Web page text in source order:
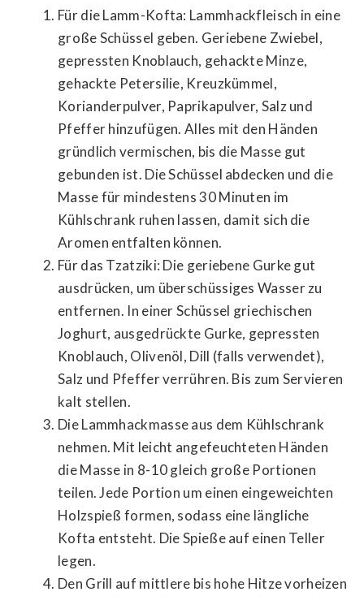
Für die Lamm-Kofta: Lammhackfleisch in eine
große Schüssel geben. Geriebene Zwiebel,
gepressten Knoblauch, gehackte Minze,
gehackte Petersilie, Kreuzkümmel,
Korianderpulver, Paprikapulver, Salz und
Pfeffer hinzufügen. Alles mit den Händen
gründlich vermischen, bis die Masse gut
gebunden ist. Die Schüssel abdecken und die
Masse für mindestens 30 Minuten im
Kühlschrank ruhen lassen, damit sich die
Aromen entfalten können.
Für das Tzatziki: Die geriebene Gurke gut
ausdrücken, um überschüssiges Wasser zu
entfernen. In einer Schüssel griechischen
Joghurt, ausgedrückte Gurke, gepressten
Knoblauch, Olivenöl, Dill (falls verwendet),
Salz und Pfeffer verrühren. Bis zum Servieren
kalt stellen.
Die Lammhackmasse aus dem Kühlschrank
nehmen. Mit leicht angefeuchteten Händen
die Masse in 8-10 gleich große Portionen
teilen. Jede Portion um einen eingeweichten
Holzspieß formen, sodass eine längliche
Kofta entsteht. Die Spieße auf einen Teller
legen.
Den Grill auf mittlere bis hohe Hitze vorheizen